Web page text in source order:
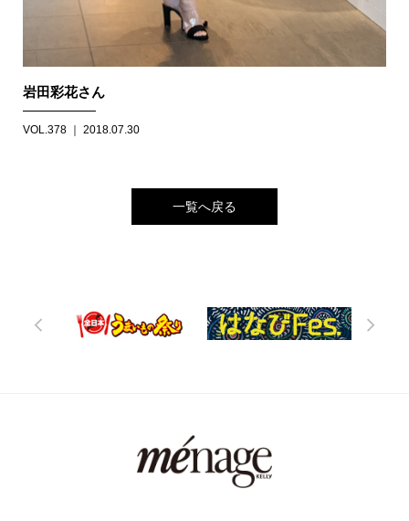
岩田彩花さん
VOL.378 ｜ 2018.07.30
一覧へ戻る